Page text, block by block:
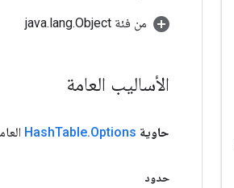
من فئة java.lang.Object
الأساليب العامة
حاوية HashTable.Options
حدود